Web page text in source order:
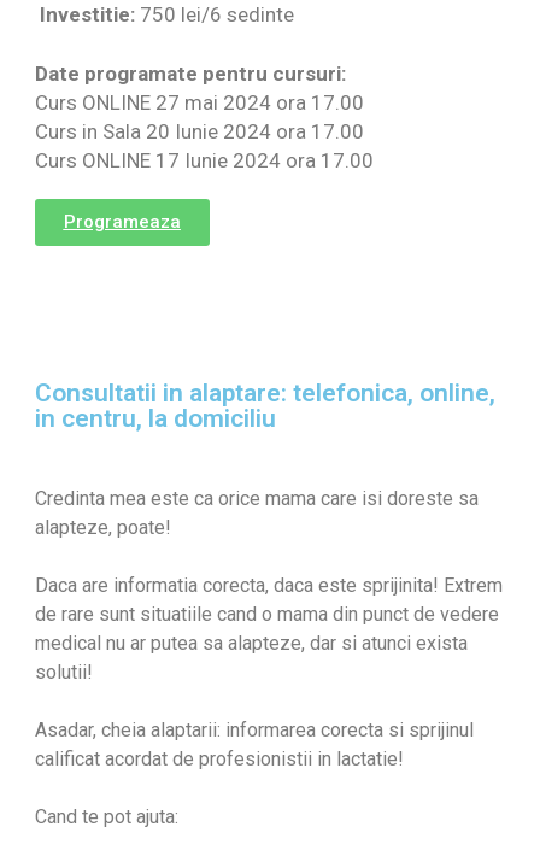
Investitie:750 lei/6 sedinte
Date programate pentru cursuri:
Curs ONLINE 27 mai 2024 ora 17.00
Curs in Sala 20 Iunie 2024 ora 17.00
Curs ONLINE 17 Iunie 2024 ora 17.00
Programeaza
Consultatii in alaptare: telefonica, online,
in centru, la domiciliu
Credinta mea este ca orice mama care isi doreste sa
alapteze, poate!
Daca are informatia corecta, daca este sprijinita! Extrem
de rare sunt situatiile cand o mama din punct de vedere
medical nu ar putea sa alapteze, dar si atunci exista
solutii!
Asadar, cheia alaptarii: informarea corecta si sprijinul
calificat acordat de profesionistii in lactatie!
Cand te pot ajuta: